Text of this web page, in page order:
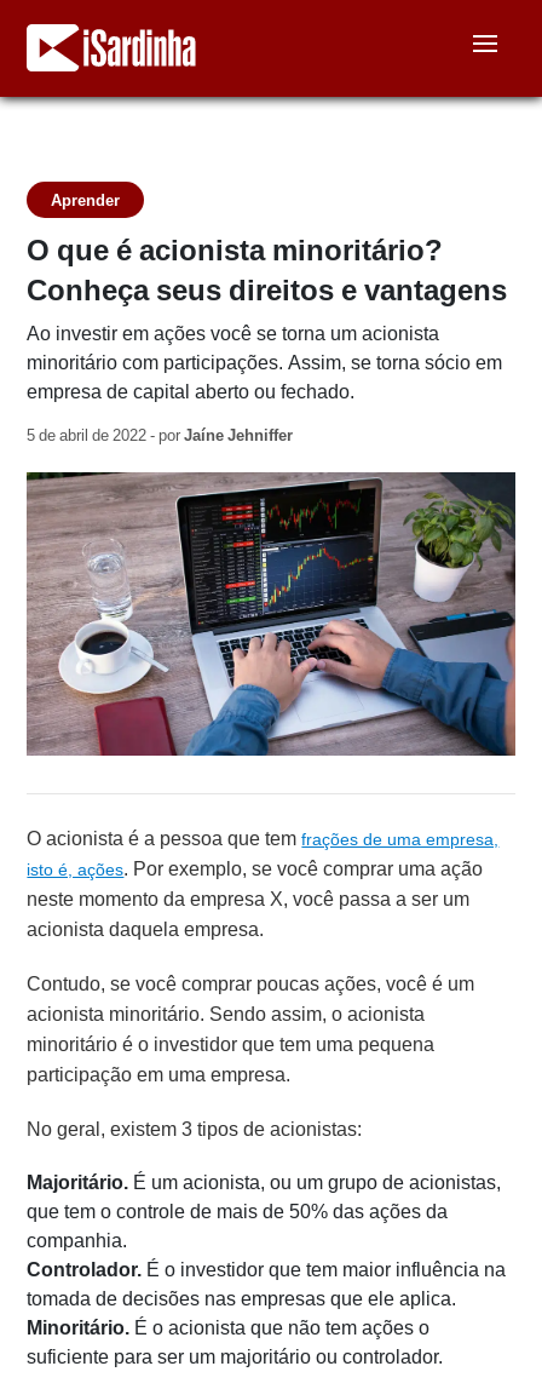
Aprender
O que é acionista minoritário?
Conheça seus direitos e vantagens
Ao investir em ações você se torna um acionista
minoritário com participações. Assim, se torna sócio em
empresa de capital aberto ou fechado.
5 de abril de 2022 - porJaíne Jehniffer
O acionista é a pessoa que temfrações de uma empresa,
isto é, ações. Por exemplo, se você comprar uma ação
neste momento da empresa X, você passa a ser um
acionista daquela empresa.
Contudo, se você comprar poucas ações, você é um
acionista minoritário. Sendo assim, o acionista
minoritário é o investidor que tem uma pequena
participação em uma empresa.
No geral, existem 3 tipos de acionistas:
Majoritário. É um acionista, ou um grupo de acionistas,
que tem o controle de mais de 50% das ações da
companhia.
Controlador. É o investidor que tem maior influência na
tomada de decisões nas empresas que ele aplica.
Minoritário. É o acionista que não tem ações o
suficiente para ser um majoritário ou controlador.